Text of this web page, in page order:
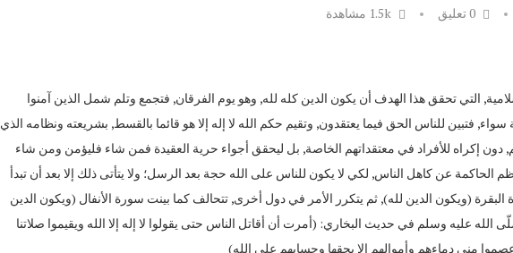
1.5k مشاهدة
التي تحقق هذا الهدف أن يكون الدين كله لله, وهو يوم الفرقان, فتجمع وتلم شمل الذين آمنوا
سواء, فتبين للناس الحق فيما يعتقدون, وتقيم حكم الله لا إله إلا هو قائما بالقسط, بشريعته ونظامه الذي
دون إكراه للأفراد في معتقداتهم الخاصة, بل ليحقق أجواء حرية العقيدة فمن شاء فليؤمن ومن شاء
الحاكمة عن كاهل الناس, لكي لا يكون للناس على الله حجة بعد الرسل؛ ولا يتأتى ذلك إلا بعد أن تبدأ
البقرة (ويكون الدين لله), ثم يتكرر الأمر في دول أخرى, تتحالف كما بينت سورة الأنفال (ويكون الدين
الله عليه وسلم في حديث البخاري: (أمرت أن أقاتل الناس حتى يقولوا لا إله إلا الله ويقيموا صلاتنا
عصموا مني دماءهم وأموالهم إلا بحقها وحسابهم على الله)